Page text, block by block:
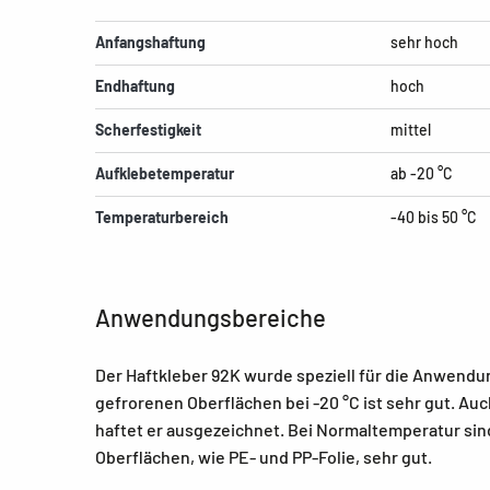
Anfangshaftung sehr hoch
Endhaftung hoch
Scherfestigkeit mittel
Aufklebetemperatur ab -20 °C
Temperaturbereich -40 bis 50 °C
Anwendungsbereiche
Der Haftkleber 92K wurde speziell für die
gefrorenen Oberflächen bei -20 °C ist sehr gut.
haftet er ausgezeichnet. Bei Normaltemperatur
Oberflächen, wie PE- und PP-Folie, sehr gut.